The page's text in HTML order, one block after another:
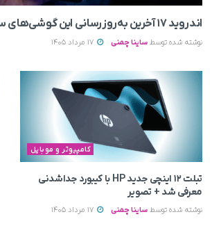
اندروید ۱۷ آخرین به‌روزرسانی این گوشی‌های سامسونگ است
نوشته شده توسط ساینا چمنی
کامپیوتر و موبایل
تبلت ۱۲ اینچی جدید HP با کیبورد جداشدنی
معرفی شد + تصویر
نوشته شده توسط ساینا چمنی